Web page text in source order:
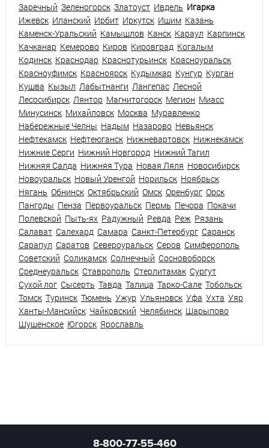
Заречный Зеленогорск Златоуст Ивдель Игарка
Ижевск Иланский Ирбит Иркутск Ишим Казань
Каменск-Уральский Камышлов Канск Караул Карпинск
Качканар Кемерово Киров Кировград Когалым
Кодинск Краснодар Краснотурьинск Красноуральск
Красноуфимск Красноярск Кудымкар Кунгур Курган
Кушва Кызыл Лабытнанги Лангепас Лесной
Лесосибирск Лянтор Магнитогорск Мегион Миасс
Минусинск Михайловск Москва Муравленко
Набережные Челны Надым Назарово Невьянск
Нефтекамск Нефтеюганск Нижневартовск Нижнекамск
Нижние Серги Нижний Новгород Нижний Тагил
Нижняя Салда Нижняя Тура Новая Ляля Новосибирск
Новоуральск Новый Уренгой Норильск Ноябрьск
Нягань Обнинск Октябрьский Омск Оренбург Орск
Пангоды Пенза Первоуральск Пермь Печора Покачи
Полевской Пыть-ях Радужный Ревда Реж Рязань
Салават Салехард Самара Санкт-Петербург Саранск
Сарапул Саратов Североуральск Серов Симферополь
Советский Соликамск Солнечный Сосновоборск
Среднеуральск Ставрополь Стерлитамак Сургут
Сухой лог Сысерть Тавда Талица Тарко-Сале Тобольск
Томск Туринск Тюмень Ужур Ульяновск Уфа Ухта Уяр
Ханты-Мансийск Чайковский Челябинск Шарыпово
Шушенское Югорск Ярославль
8-800-77-55-460